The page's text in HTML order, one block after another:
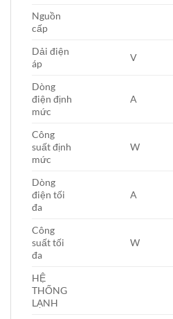
Nguồn
cấp
Dải điện
áp
V
Dòng
điện định
mức
A
Công
suất định
mức
W
Dòng
điện tối
đa
A
Công
suất tối
đa
W
HỆ
THỐNG
LẠNH